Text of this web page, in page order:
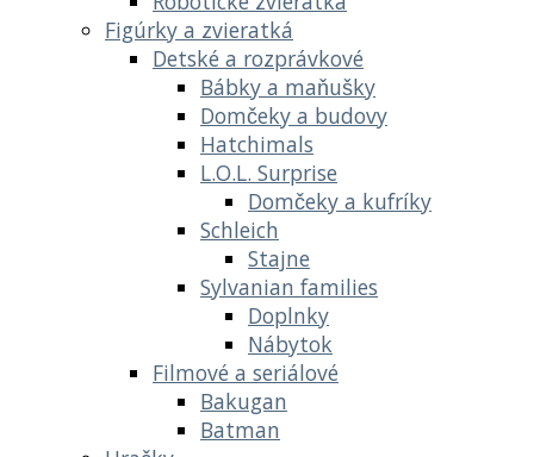
Figúrky a zvieratká
Detské a rozprávkové
Bábky a maňušky
Domčeky a budovy
Hatchimals
L.O.L. Surprise
Domčeky a kufríky
Schleich
Stajne
Sylvanian families
Doplnky
Nábytok
Filmové a seriálové
Bakugan
Batman